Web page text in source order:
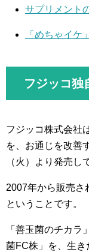
サプリメント
「めちゃイケ
フジッコ独
フジッコ株式会社
を、お通じを改善
（火）より発売し
2007年から販売さ
ということです。
「善玉菌のチカラ
菌FC株」を、生